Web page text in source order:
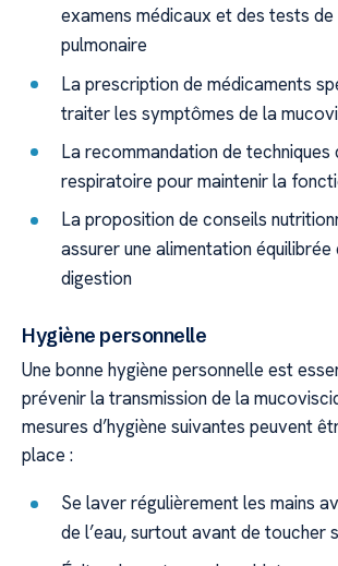
examens médicaux et des tests
pulmonaire
La prescription de médicaments
traiter les symptômes de la
La recommandation de techniques
respiratoire pour maintenir la
La proposition de conseils
assurer une alimentation
digestion
Hygiène personnelle
Une bonne hygiène personnelle est
prévenir la transmission de la
mesures d’hygiène suivantes peuvent
place :
Se laver régulièrement les mains
de l’eau, surtout avant de toucher